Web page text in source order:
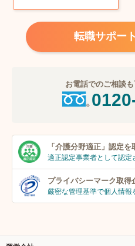
転職サポー
お電話でのご相談
「介護分野適正」 認定を
適正認定事業者として認定
プライバシーマーク取得
厳密な管理基準で個人情報